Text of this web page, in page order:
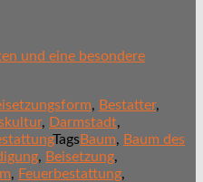
und eine besondere
, Bestatter,
, Darmstadt,
TagsBaum, Baum des
, Beisetzung,
, Feuerbestattung,